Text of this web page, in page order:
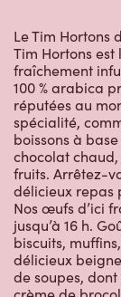
Le Tim
Tim Hortons
fraîchement
100 % arabica
réputées au
spécialité,
boissons à
chocolat
fruits. Arrêtez-
délicieux repas
Nos œufs d’ici
jusqu’à 16 h.
biscuits,
délicieux
de soupes,
crème de
avec nos